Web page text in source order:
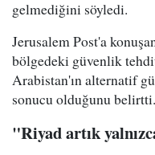
gelmediğini söyledi.
Jerusalem Post'a
bölgedeki güvenlik
Arabistan'ın alternatif
sonucu olduğunu belirtti.
"Riyad artık